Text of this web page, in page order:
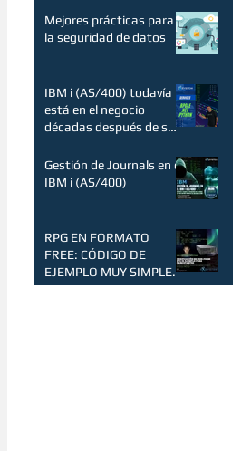
para proteger los dato
Mejores prácticas para
la seguridad de datos
IBM i (AS/400) todavía
está en el negocio
décadas después de su
demanda.
Gestión de Journals en el
IBM i (AS/400)
RPG EN FORMATO
FREE: CÓDIGO DE
EJEMPLO MUY SIMPLE.